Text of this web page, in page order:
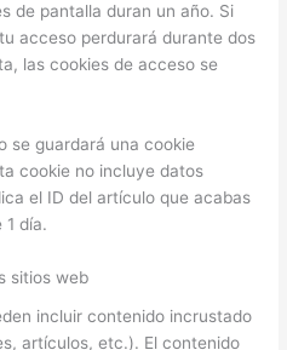
de pantalla duran un año. Si
acceso perdurará durante dos
las cookies de acceso se
se guardará una cookie
cookie no incluye datos
el ID del artículo que acabas
1 día.
sitios web
incluir contenido incrustado
artículos, etc.). El contenido